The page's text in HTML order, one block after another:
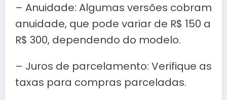
– Anuidade: Algumas versões cobram
anuidade, que pode variar de R$ 150 a
R$ 300, dependendo do modelo.
– Juros de parcelamento: Verifique as
taxas para compras parceladas.